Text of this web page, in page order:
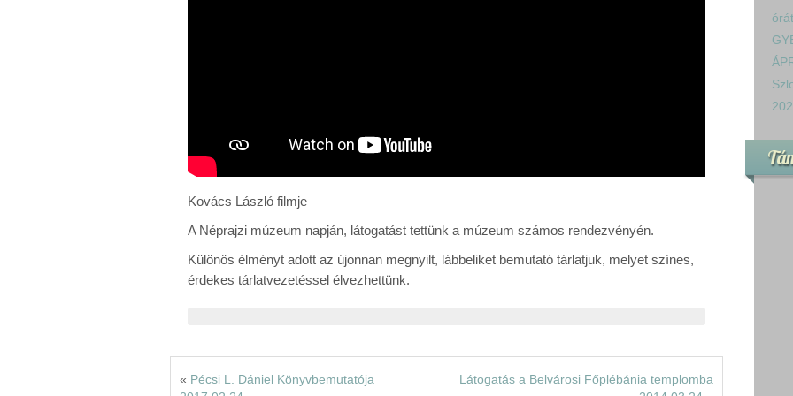
Kovács László filmje
A Néprajzi múzeum napján, látogatást tettünk a múzeum számos rendezvényén.
Különös élményt adott az újonnan megnyilt, lábbeliket bemutató tárlatjuk, melyet színes,
érdekes tárlatvezetéssel élvezhettünk.
« Pécsi L. Dániel Könyvbemutatója
Látogatás a Belvárosi Főplébánia templomba